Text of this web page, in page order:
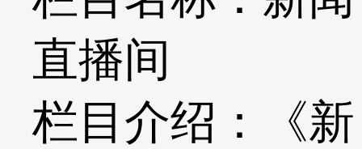
直播间
栏目介绍：《新